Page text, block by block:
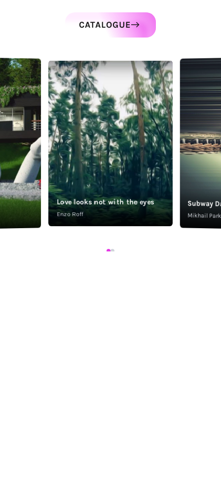
Love looks not with the eyes
Enzo Roff
Subway
Mikhail
CATALOGUE